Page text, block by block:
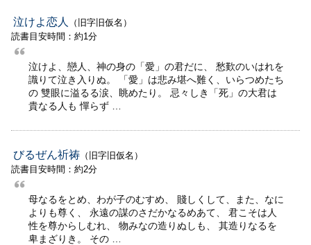
泣けよ恋人
（旧字旧仮名）
読書目安時間：約1分
泣けよ、戀人、神の身の「愛」の君だに、 愁歎のいはれを
識りて泣き入りぬ。 「愛」は悲み堪へ難く、いらつめたち
の 雙眼に溢るる涙、眺めたり。 忌々しき「死」の大君は
貴なる人も 憚らず …
びるぜん祈祷 （旧字旧仮名）
読書目安時間：約2分
母なるをとめ、わが子のむすめ、 賤しくして、また、なに
よりも尊く、 永遠の謀のさだかなるめあて、 君こそは人
性を尊からしむれ、 物みなの造りぬしも、 其造りなるを
卑まざりき。 その …